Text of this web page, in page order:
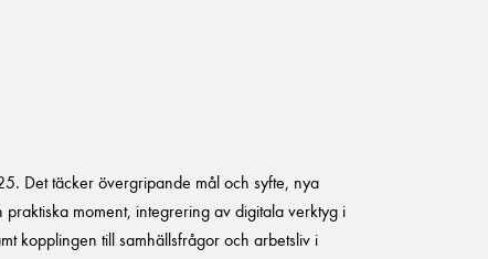
Det täcker övergripande mål och syfte, nya
moment, integrering av digitala verktyg i
kopplingen till samhällsfrågor och arbetsliv i